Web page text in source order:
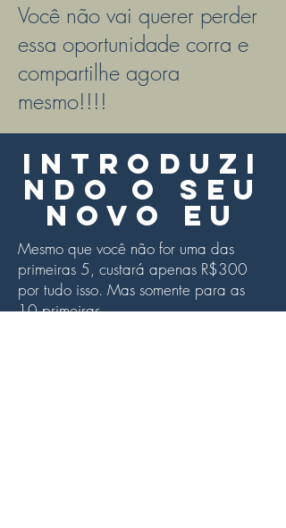
Você não vai querer perder
essa oportunidade corra e
compartilhe agora
mesmo!!!!
Introduzi
ndo o seu
novo eu
Mesmo que você não for uma das
primeiras 5, custará apenas R$300
por tudo isso. Mas somente para as
10 primeiras.